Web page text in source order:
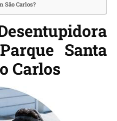
São Carlos?
Santa
Carlos